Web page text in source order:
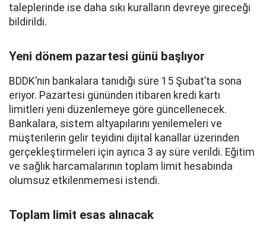
taleplerinde ise daha sıkı kuralların devreye gireceği
bildirildi.
Yeni dönem pazartesi günü başlıyor
BDDK’nın bankalara tanıdığı süre 15 Şubat’ta sona
eriyor. Pazartesi gününden itibaren kredi kartı
limitleri yeni düzenlemeye göre güncellenecek.
Bankalara, sistem altyapılarını yenilemeleri ve
müşterilerin gelir teyidini dijital kanallar üzerinden
gerçekleştirmeleri için ayrıca 3 ay süre verildi. Eğitim
ve sağlık harcamalarının toplam limit hesabında
olumsuz etkilenmemesi istendi.
Toplam limit esas alınacak